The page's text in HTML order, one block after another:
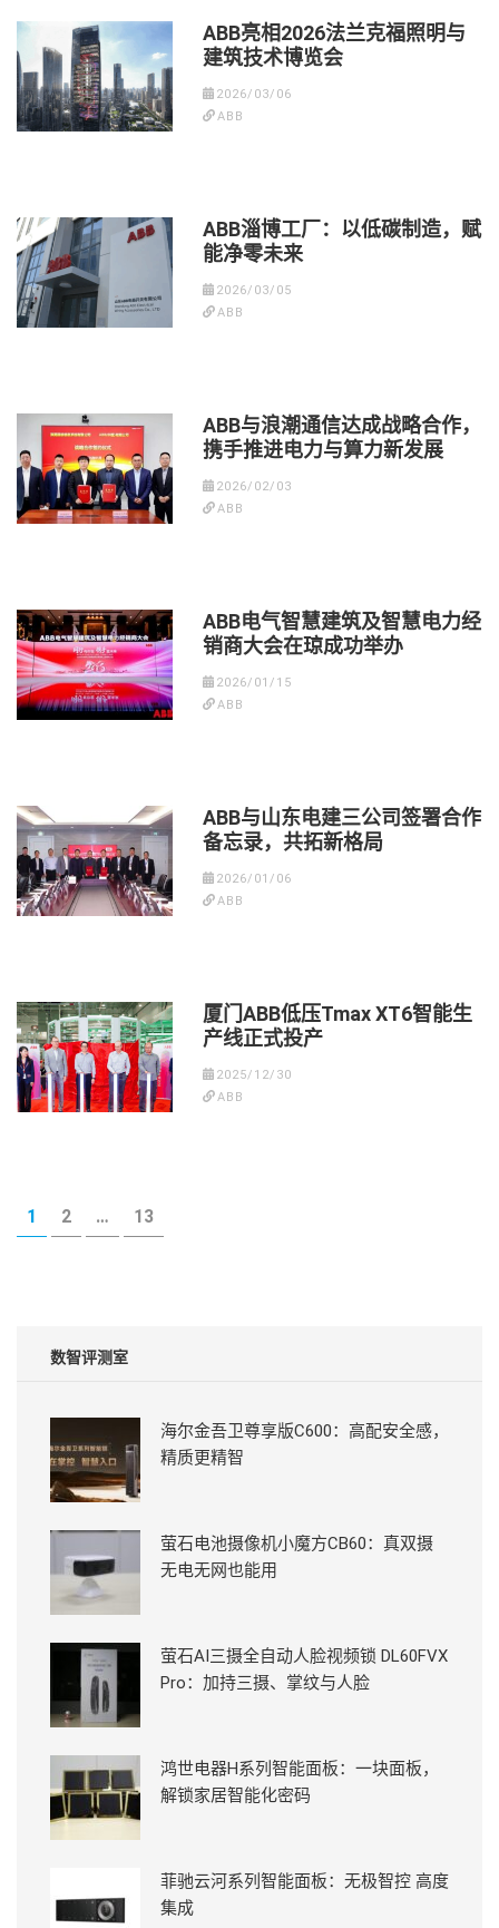
ABB亮相2026法兰克福照明与
建筑技术博览会
2026/03/06
ABB
ABB淄博工厂：以低碳制造，赋
能净零未来
2026/03/05
ABB
ABB与浪潮通信达成战略合作，
携手推进电力与算力新发展
2026/02/03
ABB
ABB电气智慧建筑及智慧电力经
销商大会在琼成功举办
2026/01/15
ABB
ABB与山东电建三公司签署合作
备忘录，共拓新格局
2026/01/06
ABB
厦门ABB低压Tmax XT6智能生
产线正式投产
2025/12/30
ABB
Posts
pagination
PAGE
1 PAGE
2 … PAGE
13
数智评测室
海尔金吾卫尊享版C600：高配安全感，
精质更精智
萤石电池摄像机小魔方CB60：真双摄
无电无网也能用
萤石AI三摄全自动人脸视频锁 DL60FVX
Pro：加持三摄、掌纹与人脸
鸿世电器H系列智能面板：一块面板，
解锁家居智能化密码
菲驰云河系列智能面板：无极智控 高度
集成